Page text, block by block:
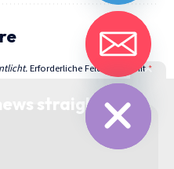
Erforderliche Felder sind mit *
straight to
Hide
chaty